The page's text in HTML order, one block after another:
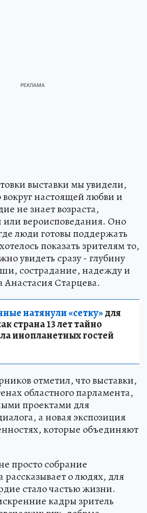
выставки мы увидели,
вокруг настоящей любви и
не знает возраста,
или вероисповедания. Оно
люди готовы поддержать
показать зрителям то,
увидеть сразу - глубину
сострадание, надежду и
Анастасия Старцева.
натянули «сетку»для
страна 13 лет тайно
инопланетных гостей
отметил, что выставки,
областного парламента,
проектами для
а новая экспозиция
которые объединяют
просто собрание
о людях, для
стало частью жизни.
кадры зритель